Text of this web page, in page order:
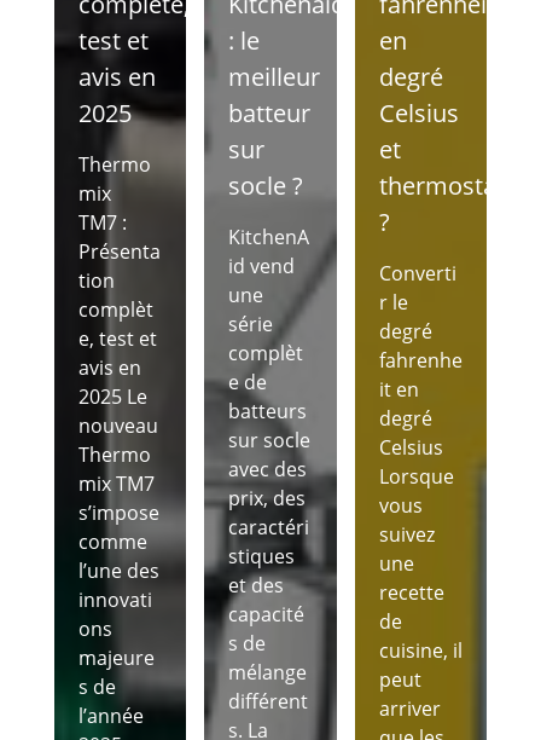
test et
avis en
2025
Thermo
mix
TM7 :
Présenta
tion
complèt
e, test et
avis en
2025 Le
nouveau
Thermo
mix TM7
s’impose
comme
l’une des
innovati
ons
majeure
s de
l’année
: le
meilleur
batteur
sur
socle ?
KitchenA
id vend
une
série
complèt
e de
batteurs
sur socle
avec des
prix, des
caractéri
stiques
et des
capacité
s de
mélange
différent
s. La
en
degré
Celsius
et
thermostat
?
Converti
r le
degré
fahrenhe
it en
degré
Celsius
Lorsque
vous
suivez
une
recette
de
cuisine, il
peut
arriver